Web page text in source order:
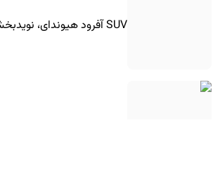
SUV آفرود هیوندای، نویدبخش یک آینده مهیج!
شورولت کوروت جدید با